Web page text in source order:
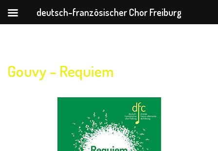
Gouvy – Requiem
deutsch-französischer Chor Freiburg